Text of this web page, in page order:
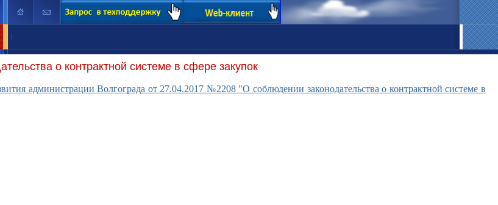
|
о контрактной системе в сфере закупок
администрации Волгограда от 27.04.2017 №2208 "О соблюдении законодательства о контрактной системе в